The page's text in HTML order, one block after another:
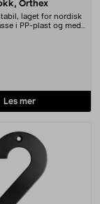
Orthex
laget for nordisk
i PP-plast og med
Les mer